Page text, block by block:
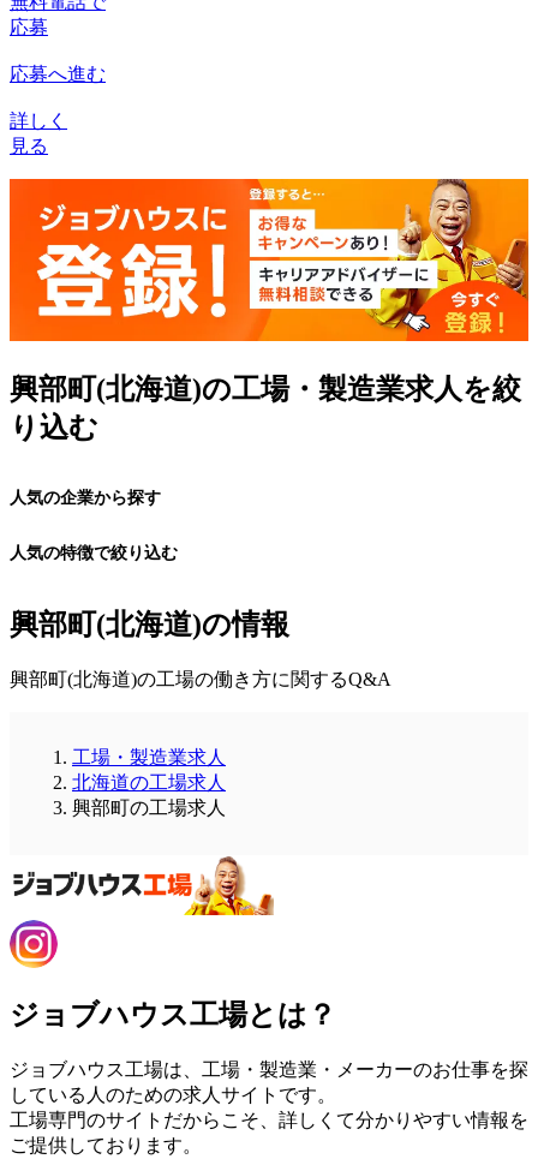
応募
応募へ進む
詳しく
見る
興部町(北海道)の工場・製造業求人を絞
り込む
人気の企業から探す
人気の特徴で絞り込む
興部町(北海道)の情報
興部町(北海道)の工場の働き方に関するQ&A
工場・製造業求人
北海道の工場求人
興部町の工場求人
ジョブハウス工場とは？
ジョブハウス工場は、工場・製造業・メーカーのお仕事を探
している人のための求人サイトです。
工場専門のサイトだからこそ、詳しくて分かりやすい情報を
ご提供しております。